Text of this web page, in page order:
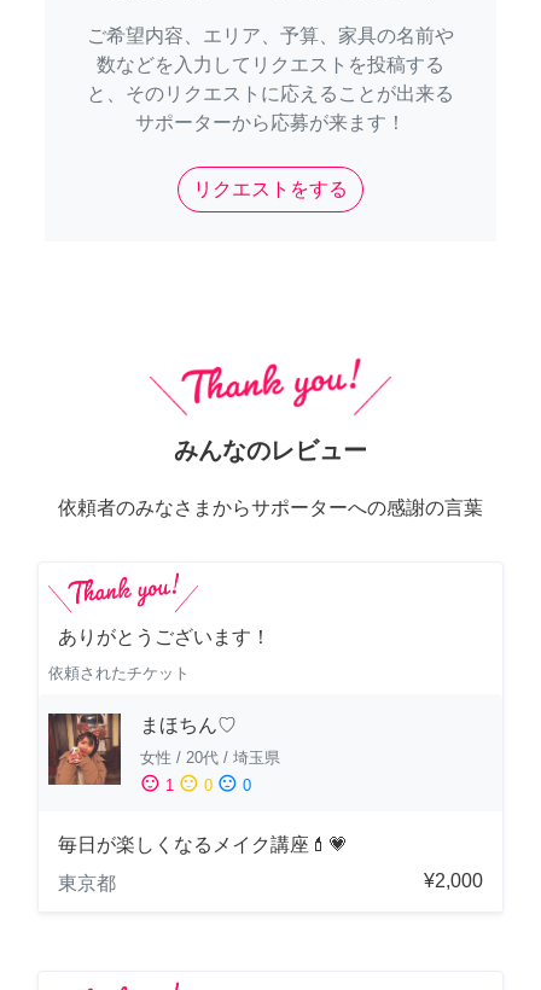
ご希望内容、エリア、予算、家具の名前や
数などを入力してリクエストを投稿する
と、そのリクエストに応えることが出来る
サポーターから応募が来ます！
リクエストをする
みんなのレビュー
依頼者のみなさまからサポーターへの感謝の言葉
ありがとうございます！
依頼されたチケット
まほちん♡
女性 / 20代 / 埼玉県
sentiment_satisfied 1 sentiment_neutral 0 sentiment_dissatisfied 0
毎日が楽しくなるメイク講座💄💗
東京都
¥2,000